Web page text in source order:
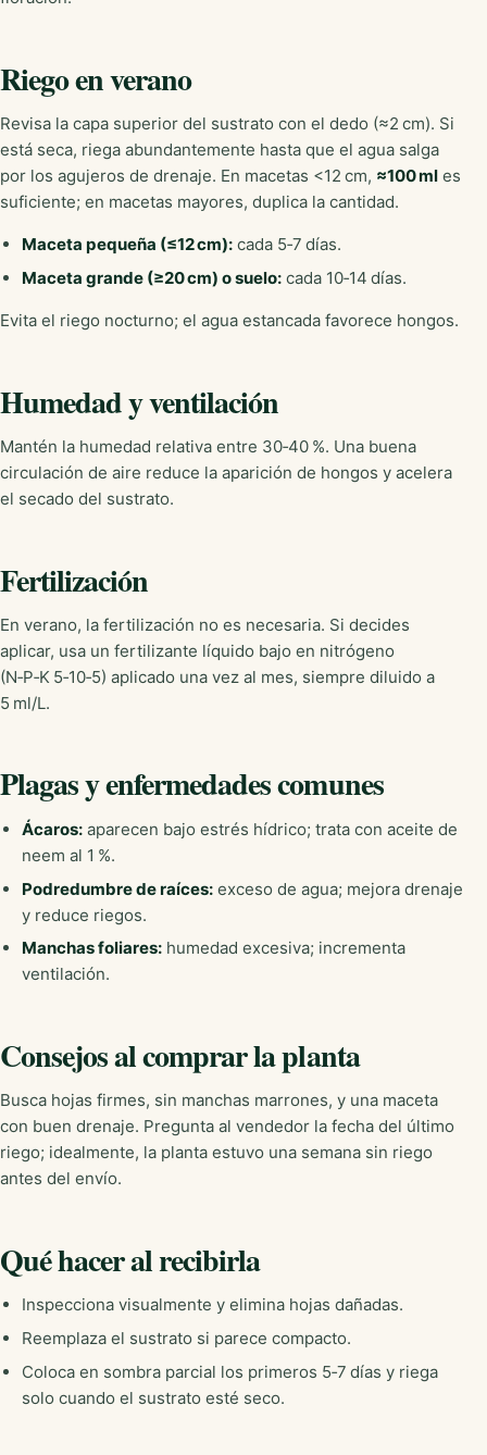
Riego en verano
Revisa la capa superior del sustrato con el dedo (≈2 cm). Si
está seca, riega abundantemente hasta que el agua salga
por los agujeros de drenaje. En macetas <12 cm, ≈100 ml es
suficiente; en macetas mayores, duplica la cantidad.
Maceta pequeña (≤12 cm):cada 5‑7 días.
Maceta grande (≥20 cm) o suelo:cada 10‑14 días.
Evita el riego nocturno; el agua estancada favorece hongos.
Humedad y ventilación
Mantén la humedad relativa entre 30‑40 %. Una buena
circulación de aire reduce la aparición de hongos y acelera
el secado del sustrato.
Fertilización
En verano, la fertilización no es necesaria. Si decides
aplicar, usa un fertilizante líquido bajo en nitrógeno
(N‑P‑K 5‑10‑5) aplicado una vez al mes, siempre diluido a
5 ml/L.
Plagas y enfermedades comunes
Ácaros:aparecen bajo estrés hídrico; trata con aceite de
neem al 1 %.
Podredumbre de raíces:exceso de agua; mejora drenaje
y reduce riegos.
Manchas foliares:humedad excesiva; incrementa
ventilación.
Consejos al comprar la planta
Busca hojas firmes, sin manchas marrones, y una maceta
con buen drenaje. Pregunta al vendedor la fecha del último
riego; idealmente, la planta estuvo una semana sin riego
antes del envío.
Qué hacer al recibirla
Inspecciona visualmente y elimina hojas dañadas.
Reemplaza el sustrato si parece compacto.
Coloca en sombra parcial los primeros 5‑7 días y riega
solo cuando el sustrato esté seco.